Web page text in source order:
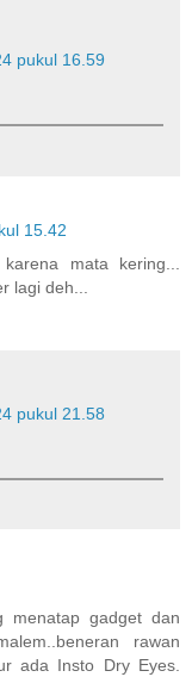
pukul 16.59
15.42
mata kering...
lagi deh...
pukul 21.58
menatap gadget dan
rawan
ada Insto Dry Eyes.